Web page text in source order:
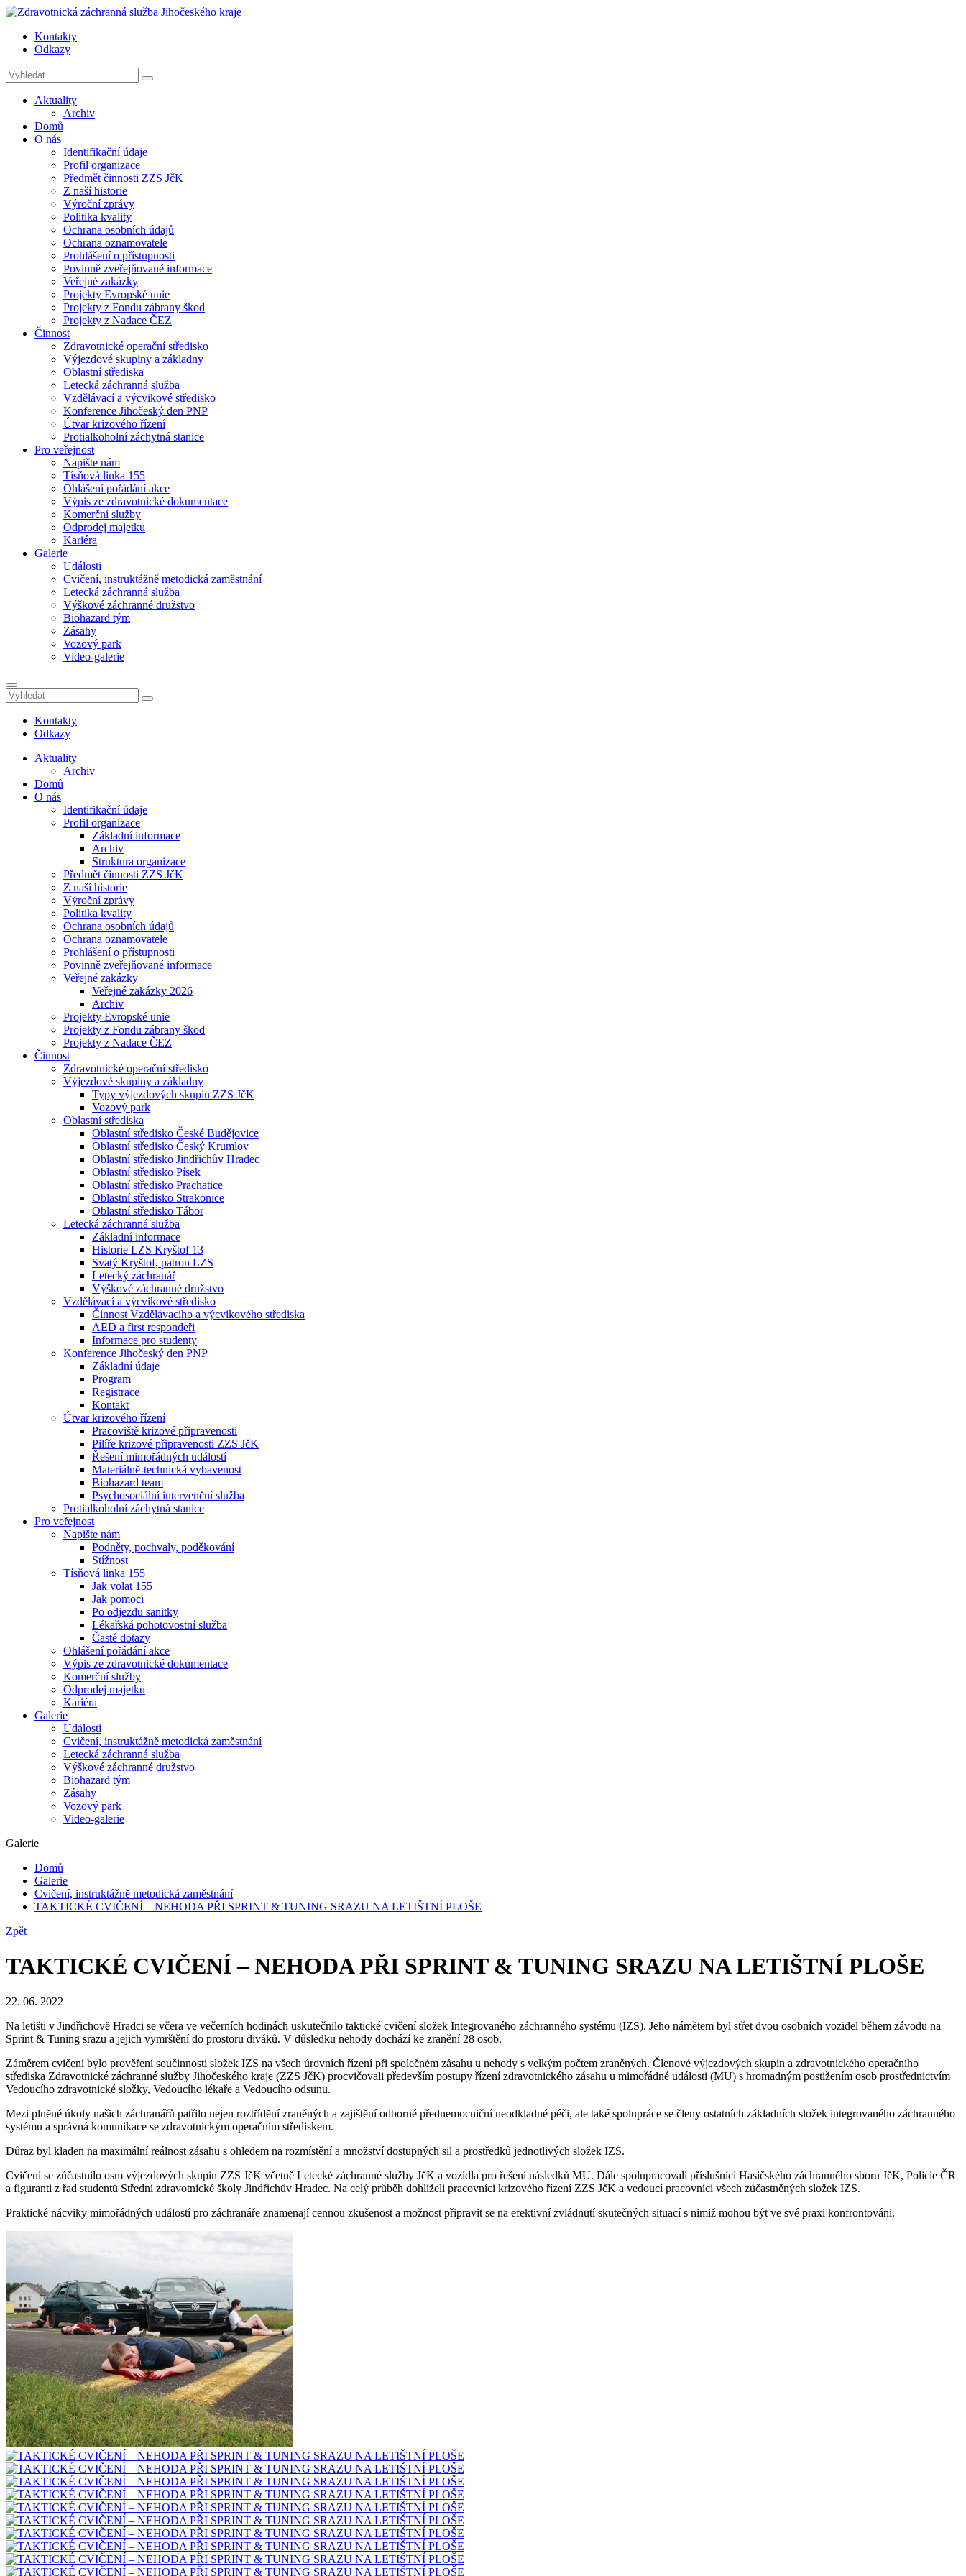
Kontakty
Odkazy
Aktuality
Archiv
Domů
O nás
Identifikační údaje
Profil organizace
Předmět činnosti ZZS JčK
Z naší historie
Výroční zprávy
Politika kvality
Ochrana osobních údajů
Ochrana oznamovatele
Prohlášení o přístupnosti
Povinně zveřejňované informace
Veřejné zakázky
Projekty Evropské unie
Projekty z Fondu zábrany škod
Projekty z Nadace ČEZ
Činnost
Zdravotnické operační středisko
Výjezdové skupiny a základny
Oblastní střediska
Letecká záchranná služba
Vzdělávací a výcvikové středisko
Konference Jihočeský den PNP
Útvar krizového řízení
Protialkoholní záchytná stanice
Pro veřejnost
Napište nám
Tísňová linka 155
Ohlášení pořádání akce
Výpis ze zdravotnické dokumentace
Komerční služby
Odprodej majetku
Kariéra
Galerie
Události
Cvičení, instruktážně metodická zaměstnání
Letecká záchranná služba
Výškové záchranné družstvo
Biohazard tým
Zásahy
Vozový park
Video-galerie
Kontakty
Odkazy
Aktuality
Archiv
Domů
O nás
Identifikační údaje
Profil organizace
Základní informace
Archiv
Struktura organizace
Předmět činnosti ZZS JčK
Z naší historie
Výroční zprávy
Politika kvality
Ochrana osobních údajů
Ochrana oznamovatele
Prohlášení o přístupnosti
Povinně zveřejňované informace
Veřejné zakázky
Veřejné zakázky 2026
Archiv
Projekty Evropské unie
Projekty z Fondu zábrany škod
Projekty z Nadace ČEZ
Činnost
Zdravotnické operační středisko
Výjezdové skupiny a základny
Typy výjezdových skupin ZZS JčK
Vozový park
Oblastní střediska
Oblastní středisko České Budějovice
Oblastní středisko Český Krumlov
Oblastní středisko Jindřichův Hradec
Oblastní středisko Písek
Oblastní středisko Prachatice
Oblastní středisko Strakonice
Oblastní středisko Tábor
Letecká záchranná služba
Základní informace
Historie LZS Kryštof 13
Svatý Kryštof, patron LZS
Letecký záchranář
Výškové záchranné družstvo
Vzdělávací a výcvikové středisko
Činnost Vzdělávacího a výcvikového střediska
AED a first respondeři
Informace pro studenty
Konference Jihočeský den PNP
Základní údaje
Program
Registrace
Kontakt
Útvar krizového řízení
Pracoviště krizové připravenosti
Pilíře krizové připravenosti ZZS JčK
Řešení mimořádných událostí
Materiálně-technická vybavenost
Biohazard team
Psychosociální intervenční služba
Protialkoholní záchytná stanice
Pro veřejnost
Napište nám
Podněty, pochvaly, poděkování
Stížnost
Tísňová linka 155
Jak volat 155
Jak pomoci
Po odjezdu sanitky
Lékařská pohotovostní služba
Časté dotazy
Ohlášení pořádání akce
Výpis ze zdravotnické dokumentace
Komerční služby
Odprodej majetku
Kariéra
Galerie
Události
Cvičení, instruktážně metodická zaměstnání
Letecká záchranná služba
Výškové záchranné družstvo
Biohazard tým
Zásahy
Vozový park
Video-galerie
Galerie
Domů
Galerie
Cvičení, instruktážně metodická zaměstnání
TAKTICKÉ CVIČENÍ – NEHODA PŘI SPRINT & TUNING SRAZU NA LETIŠTNÍ PLOŠE
Zpět
TAKTICKÉ CVIČENÍ – NEHODA PŘI SPRINT & TUNING SRAZU NA LETIŠTNÍ PLOŠE
22. 06. 2022
Na letišti v Jindřichově Hradci se včera ve večerních hodinách uskutečnilo taktické cvičení složek Integrovaného záchranného systému (IZS). Jeho námětem byl střet dvou osobních vozidel během závodu na
Sprint & Tuning srazu a jejich vymrštění do prostoru diváků. V důsledku nehody dochází ke zranění 28 osob.
Záměrem cvičení bylo prověření součinnosti složek IZS na všech úrovních řízení při společném zásahu u nehody s velkým počtem zraněných. Členové výjezdových skupin a zdravotnického operačního
střediska Zdravotnické záchranné služby Jihočeského kraje (ZZS JčK) procvičovali především postupy řízení zdravotnického zásahu u mimořádné události (MU) s hromadným postižením osob prostřednictvím
Vedoucího zdravotnické složky, Vedoucího lékaře a Vedoucího odsunu.
Mezi plněné úkoly našich záchranářů patřilo nejen roztřídění zraněných a zajištění odborné přednemocniční neodkladné péči, ale také spolupráce se členy ostatních základních složek integrovaného záchranného
systému a správná komunikace se zdravotnickým operačním střediskem.
Důraz byl kladen na maximální reálnost zásahu s ohledem na rozmístění a množství dostupných sil a prostředků jednotlivých složek IZS.
Cvičení se zúčastnilo osm výjezdových skupin ZZS JčK včetně Letecké záchranné služby JčK a vozidla pro řešení následků MU. Dále spolupracovali příslušníci Hasičského záchranného sboru JčK, Policie ČR
a figuranti z řad studentů Střední zdravotnické školy Jindřichův Hradec. Na celý průběh dohlíželi pracovníci krizového řízení ZZS JčK a vedoucí pracovníci všech zúčastněných složek IZS.
Praktické nácviky mimořádných událostí pro záchranáře znamenají cennou zkušenost a možnost připravit se na efektivní zvládnutí skutečných situací s nimiž mohou být ve své praxi konfrontováni.